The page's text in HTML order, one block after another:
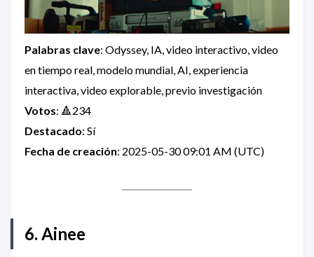
Palabras clave: Odyssey, IA, video interactivo, video
en tiempo real, modelo mundial, AI, experiencia
interactiva, video explorable, previo investigación
Votos: 🔺234
Destacado: Sí
Fecha de creación: 2025-05-30 09:01 AM (UTC)
6. Ainee